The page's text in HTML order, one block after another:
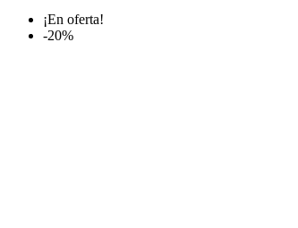
¡En oferta!
-20%